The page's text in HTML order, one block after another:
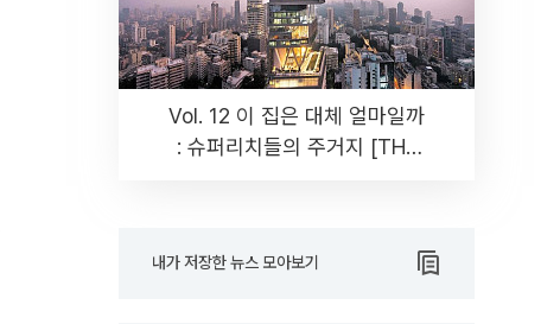
Vol. 12 이 집은 대체 얼마일까
: 슈퍼리치들의 주거지 [THE
내가 저장한 뉴스 모아보기